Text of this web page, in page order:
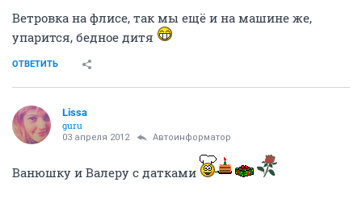
Ветровка на флисе, так мы ещё и на машине же,
упарится, бедное дитя
ОТВЕТИТЬ
Lissa
guru
03 апреля 2012 Автоинформатор
Ванюшку и Валеру с датками